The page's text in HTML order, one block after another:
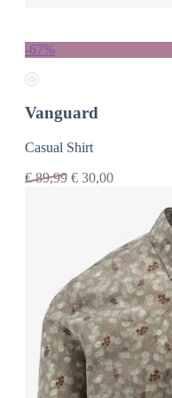
-67%
Vanguard
Casual Shirt
€89,99 € 30,00